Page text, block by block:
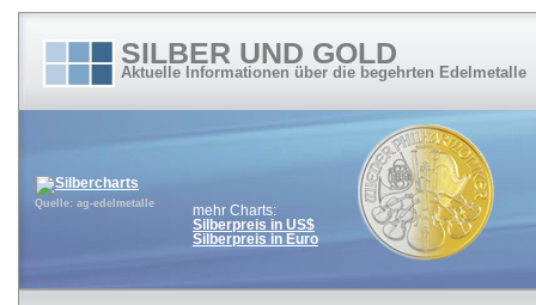
SILBER UND GOLD
Aktuelle Informationen über die begehrten Edelmetalle
Quelle: ag-edelmetalle
mehr Charts:
Silberpreis in US$
Silberpreis in Euro